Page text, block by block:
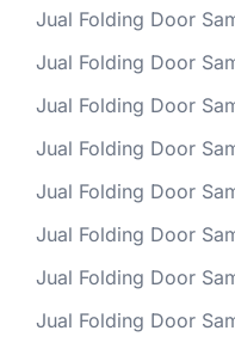
Jual Folding Door
Jual Folding Door
Jual Folding Door
Jual Folding Door
Jual Folding Door
Jual Folding Door
Jual Folding Door
Jual Folding Door